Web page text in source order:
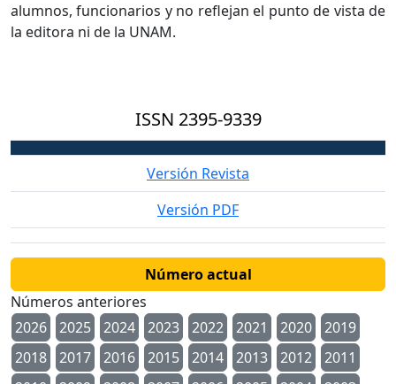
alumnos, funcionarios y no reflejan el punto de vista de
la editora ni de la UNAM.
ISSN 2395-9339
Versión Revista
Versión PDF
Número actual
Números anteriores
2026
2025 2024 2023 2022 2021 2020
2019
2018
2017 2016 2015 2014 2013 2012
2011